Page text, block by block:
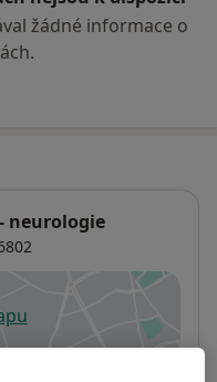
žádné informace o
neurologie
v nové záložce